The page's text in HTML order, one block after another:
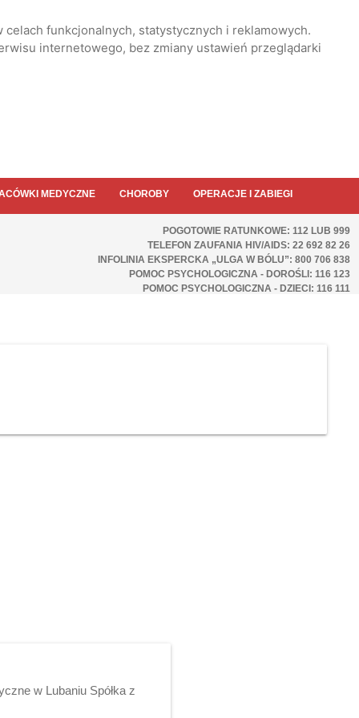
funkcjonalnych, statystycznych i reklamowych.
internetowego, bez zmiany ustawień przeglądarki
MEDYCZNE CHOROBY OPERACJE I ZABIEGI
POGOTOWIE RATUNKOWE: 112 LUB 999
TELEFON ZAUFANIA HIV/AIDS: 22 692 82 26
INFOLINIA EKSPERCKA „ULGA W BÓLU”: 800 706 838
POMOC PSYCHOLOGICZNA - DOROŚLI: 116 123
POMOC PSYCHOLOGICZNA - DZIECI: 116 111
w Lubaniu Spółka z